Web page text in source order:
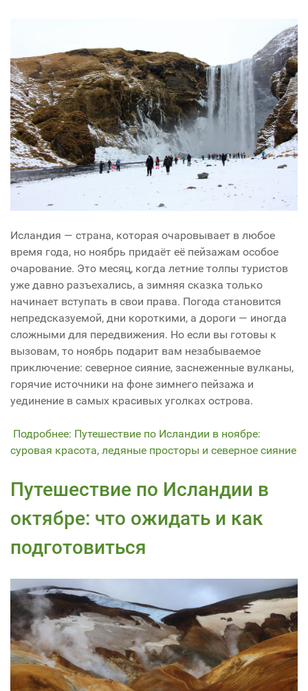
Исландия — страна, которая очаровывает в любое
время года, но ноябрь придаёт её пейзажам особое
очарование. Это месяц, когда летние толпы туристов
уже давно разъехались, а зимняя сказка только
начинает вступать в свои права. Погода становится
непредсказуемой, дни короткими, а дороги — иногда
сложными для передвижения. Но если вы готовы к
вызовам, то ноябрь подарит вам незабываемое
приключение: северное сияние, заснеженные вулканы,
горячие источники на фоне зимнего пейзажа и
уединение в самых красивых уголках острова.
Подробнее: Путешествие по Исландии в ноябре:
суровая красота, ледяные просторы и северное сияние
Путешествие по Исландии в
октябре: что ожидать и как
подготовиться